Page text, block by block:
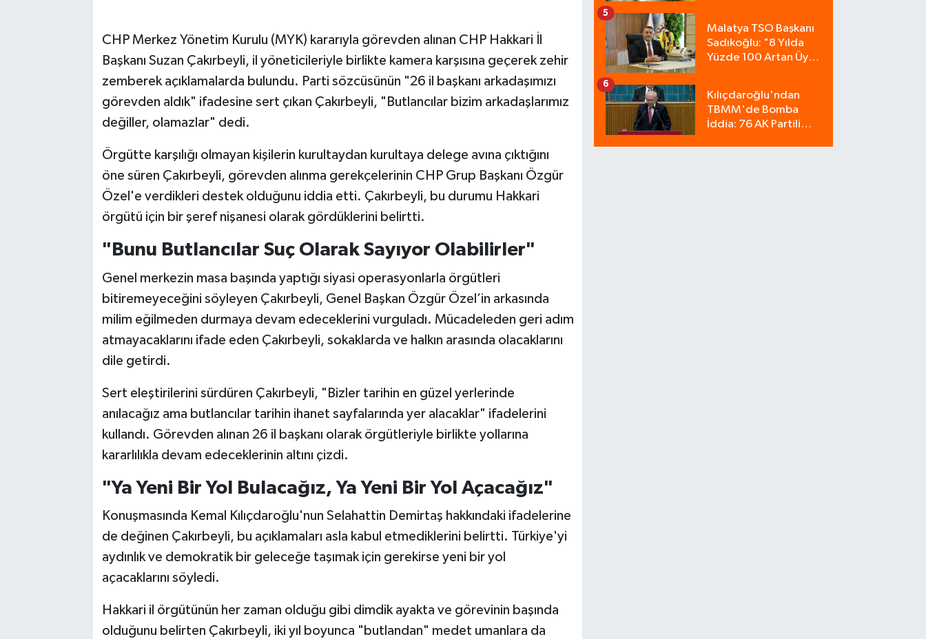
CHP Merkez Yönetim Kurulu (MYK) kararıyla görevden alınan CHP Hakkari İl
Başkanı Suzan Çakırbeyli, il yöneticileriyle birlikte kamera karşısına geçerek zehir
zemberek açıklamalarda bulundu. Parti sözcüsünün "26 il başkanı arkadaşımızı
görevden aldık" ifadesine sert çıkan Çakırbeyli, "Butlancılar bizim arkadaşlarımız
değiller, olamazlar" dedi.
Örgütte karşılığı olmayan kişilerin kurultaydan kurultaya delege avına çıktığını
öne süren Çakırbeyli, görevden alınma gerekçelerinin CHP Grup Başkanı Özgür
Özel'e verdikleri destek olduğunu iddia etti. Çakırbeyli, bu durumu Hakkari
örgütü için bir şeref nişanesi olarak gördüklerini belirtti.
"Bunu Butlancılar Suç Olarak Sayıyor Olabilirler"
Genel merkezin masa başında yaptığı siyasi operasyonlarla örgütleri
bitiremeyeceğini söyleyen Çakırbeyli, Genel Başkan Özgür Özel’in arkasında
milim eğilmeden durmaya devam edeceklerini vurguladı. Mücadeleden geri adım
atmayacaklarını ifade eden Çakırbeyli, sokaklarda ve halkın arasında olacaklarını
dile getirdi.
Sert eleştirilerini sürdüren Çakırbeyli, "Bizler tarihin en güzel yerlerinde
anılacağız ama butlancılar tarihin ihanet sayfalarında yer alacaklar" ifadelerini
kullandı. Görevden alınan 26 il başkanı olarak örgütleriyle birlikte yollarına
kararlılıkla devam edeceklerinin altını çizdi.
"Ya Yeni Bir Yol Bulacağız, Ya Yeni Bir Yol Açacağız"
Konuşmasında Kemal Kılıçdaroğlu'nun Selahattin Demirtaş hakkındaki ifadelerine
de değinen Çakırbeyli, bu açıklamaları asla kabul etmediklerini belirtti. Türkiye'yi
aydınlık ve demokratik bir geleceğe taşımak için gerekirse yeni bir yol
açacaklarını söyledi.
Hakkari il örgütünün her zaman olduğu gibi dimdik ayakta ve görevinin başında
olduğunu belirten Çakırbeyli, iki yıl boyunca "butlandan" medet umanlara da
Bozdu!
Malatya TSO Başkanı
Sadıkoğlu: "8 Yılda
Yüzde 100 Artan Üye
5
Kılıçdaroğlu'ndan
TBMM'de Bomba
İddia: 76 AK Partili
6